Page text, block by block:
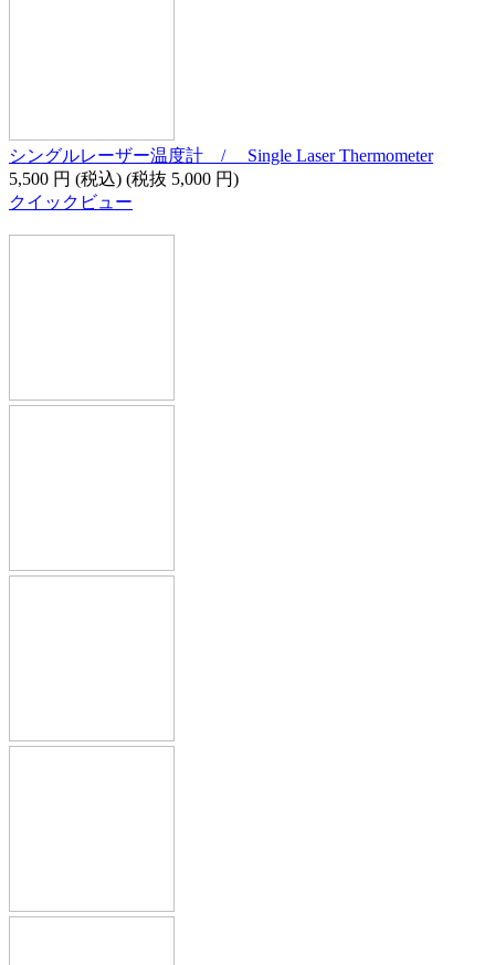
シングルレーザー温度計 / Single Laser Thermometer
5,500 円 (税込) (税抜 5,000 円)
クイックビュー